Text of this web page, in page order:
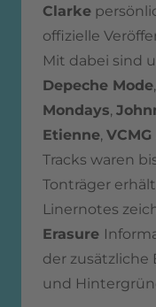
Clarke
offizielle
Mit dabei sind
Depeche Mode,
Mondays,
Etienne, VCMG
Tracks waren
Tonträger
Linernotes
Erasure
der
und